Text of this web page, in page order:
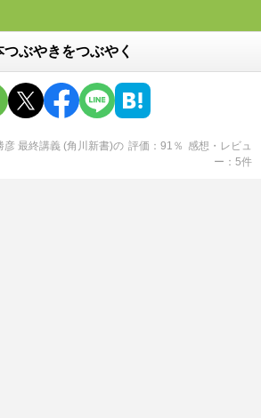
つぶやきをつぶやく
最終講義 (角川新書)の 評価 91 ％ 感想・レビュ
ー
5件